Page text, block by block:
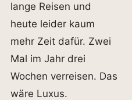
lange Reisen und
heute leider kaum
mehr Zeit dafür. Zwei
Mal im Jahr drei
Wochen verreisen. Das
wäre Luxus.